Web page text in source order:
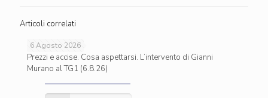
Articoli correlati
6 Agosto 2026
Prezzi e accise. Cosa aspettarsi. L’intervento di Gianni
Murano al TG1 (6.8.26)